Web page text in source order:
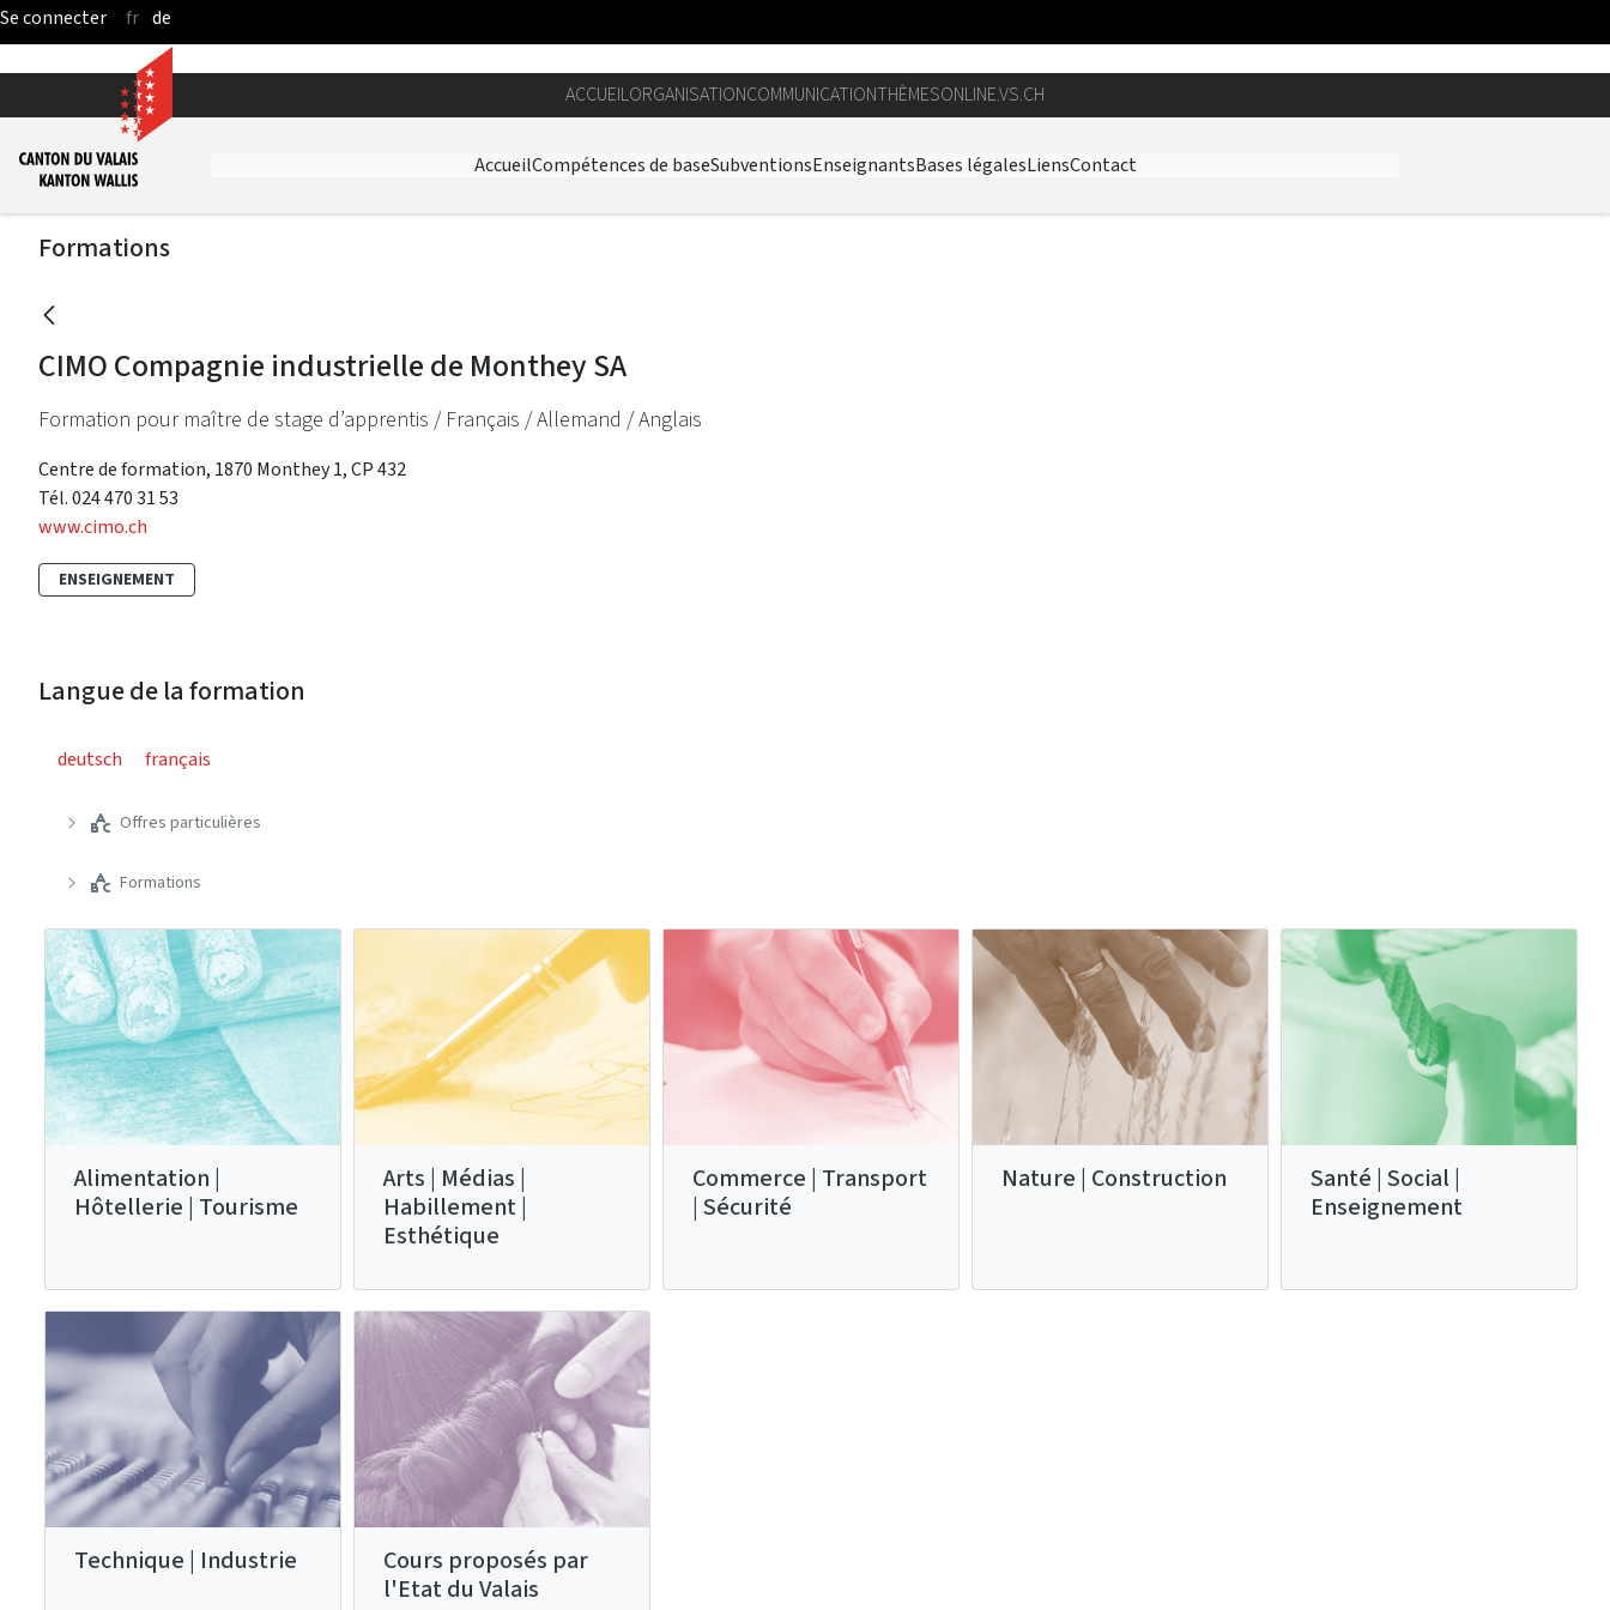
Saut au contenu principal
fr de
ACCUEILORGANISATIONCOMMUNICATIONTHÈMESONLINE.VS.CH
AccueilCompétences de baseSubventionsEnseignantsBases légalesLiensContact
Formations
CIMO Compagnie industrielle de Monthey SA
Formation pour maître de stage d’apprentis / Français / Allemand / Anglais
Centre de formation, 1870 Monthey 1, CP 432
Tél. 024 470 31 53
www.cimo.ch
ENSEIGNEMENT
Langue de la formation
deutsch français
Offres particulières
Formations
Alimentation |
Hôtellerie | Tourisme
Arts | Médias |
Habillement |
Esthétique
Commerce | Transport
| Sécurité
Nature | Construction
Santé | Social |
Enseignement
Technique | Industrie
Cours proposés par
l'Etat du Valais